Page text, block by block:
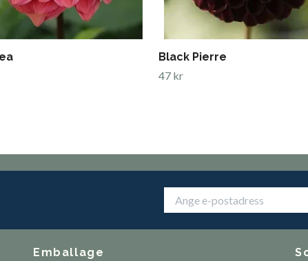
Black Pierre
47 kr
Emballage